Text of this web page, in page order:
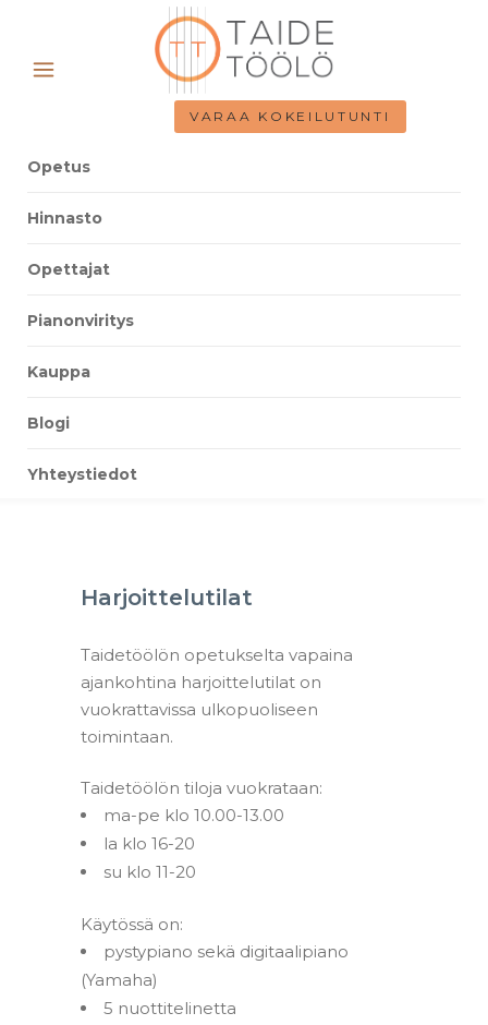
VARAA KOKEILUTUNTI
Opetus
Hinnasto
Opettajat
Pianonviritys
Kauppa
Blogi
Yhteystiedot
Harjoittelutilat
Taidetöölön opetukselta vapaina
ajankohtina harjoittelutilat on
vuokrattavissa ulkopuoliseen
toimintaan.
Taidetöölön tiloja vuokrataan:
ma-pe klo 10.00-13.00
la klo 16-20
su klo 11-20
Käytössä on:
pystypiano sekä digitaalipiano
(Yamaha)
5 nuottitelinetta